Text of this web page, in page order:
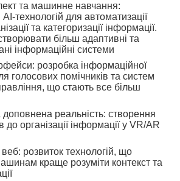
та машинне навчання:
технологій для автоматизації
та категоризації інформації.
більш адаптивні та
інформаційні системи
розробка інформаційної
голосових помічників та систем
що стають все більш
доповнена реальність: створення
до організації інформації у VR/AR
розвиток технологій, що
краще розуміти контекст та